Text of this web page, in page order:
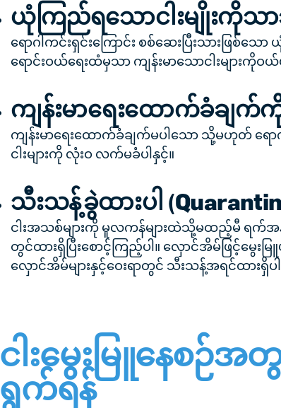
ယုံကြည်ရသောငါးမျိုးကိုသာ
ရောဂါကင်းရှင်းကြောင်း စစ်ဆေးပြီးသားဖြစ်သ
ရောင်းဝယ်ရေးထံမှသာ ကျန်းမာသောငါးများကိုဝ
ကျန်းမာရေးထောက်ခံချက်
ကျန်းမာရေးထောက်ခံချက်မပါသော သို့မဟုတ် ရော
ငါးများကို လုံးဝ လက်မခံပါနှင့်။
သီးသန့်ခွဲထားပါ
ငါးအသစ်များကို မူလကန်များထဲသို့မထည့်မီ ရက်
တွင်ထားရှိပြီးစောင့်ကြည့်ပါ။ လှောင်အိမ်ဖြင့်မွေးမ
လှောင်အိမ်များနှင့်ဝေးရာတွင် သီးသန့်အရင်ထားရှိပါ
ငါးမွေးမြူနေစဉ်အ
ရွက်ရန်